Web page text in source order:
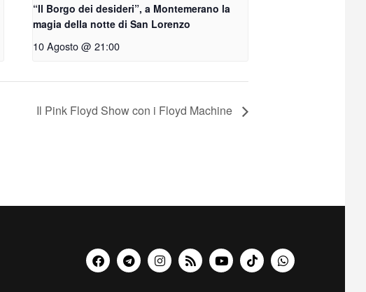
“Il Borgo dei desideri”, a Montemerano la
magia della notte di San Lorenzo
10 Agosto @ 21:00
Il Pink Floyd Show con i Floyd Machine